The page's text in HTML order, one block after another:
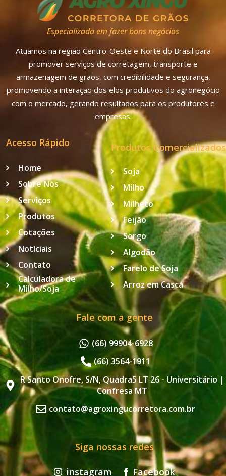
Especializada em fazer bons negócios
Atuamos na região Centro-Oeste e Norte do Brasil para
promover serviços de corretagem, transporte e
armazenagem de grãos, com credibilidade e segurança,
promovendo a interação dos elos produtivos do agronegócio
com o mercado, gerando resultados para os produtores e
empresas.
Acesso Rápido
Home
Sobre Nós
Serviços
Produtos
Cotações
Notíciais
Contato
Calculadora de
Milho/Soja
Produtos Comercializados
Soja
Milho
Milheto
Feijão
Sorgo
Algodão
Farelo de Soja
Arroz em Casca
Fale com a gente
(66) 99904-6928
(66) 3564-1911
R Santo Onofre, S/N, Quadra5 LT 26 - Universitário |
Confresa MT
contato@agroxingucorretora.com.br
Siga nossas redes
instagram Facebook